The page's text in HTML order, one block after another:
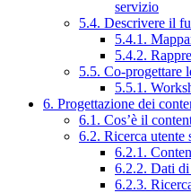
servizio
5.4. Descrivere il
5.4.1.
5.4.2.
5.5. Co-progettare
5.5.1.
6. Progettazione dei
6.1. Cos’è il
6.2. Ricerca
6.2.1.
6.2.2. Dati
6.2.3.